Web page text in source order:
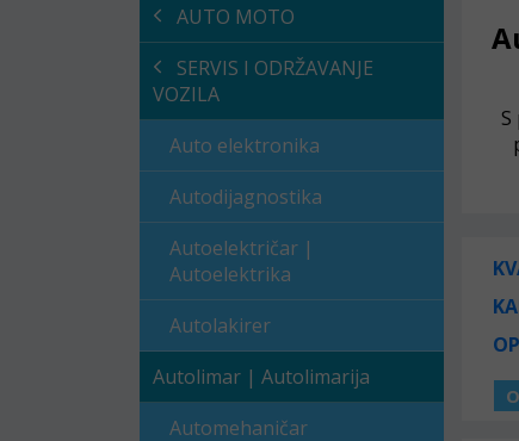
AUTO MOTO
SERVIS I ODRŽAVANJE
VOZILA
Auto elektronika
Autodijagnostika
Autoelektričar |
Autoelektrika
Autolakirer
Autolimar | Autolimarija
Automehaničar